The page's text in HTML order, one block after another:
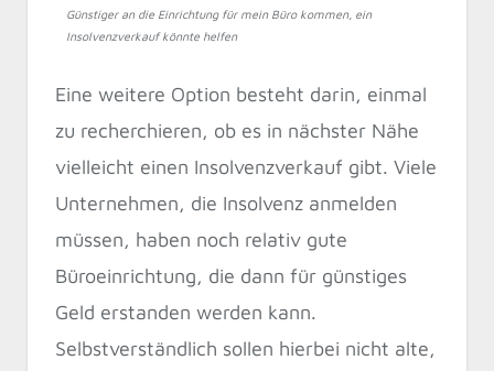
Günstiger an die Einrichtung für mein Büro kommen, ein
Insolvenzverkauf könnte helfen
Eine weitere Option besteht darin, einmal
zu recherchieren, ob es in nächster Nähe
vielleicht einen Insolvenzverkauf gibt. Viele
Unternehmen, die Insolvenz anmelden
müssen, haben noch relativ gute
Büroeinrichtung, die dann für günstiges
Geld erstanden werden kann.
Selbstverständlich sollen hierbei nicht alte,